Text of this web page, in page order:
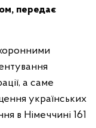
передає
а саме
українських
в Німеччині 161